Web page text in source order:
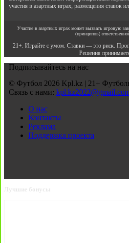
участия в азартных играх, размещения ставок
Участие в азартных играх может вызвать игровую
(принципов)
21+. Играйте с умом. Ставки — это риск.
Решения
Подписывайтесь на нас
© Футбол 2026 Kpl.kz | 21+
Связь с нами:
О нас
Контакты
Реклама
Поддержка проекта
Лучшие бонусы